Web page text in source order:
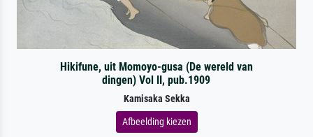
Hikifune, uit Momoyo-gusa (De wereld van
dingen) Vol II, pub.1909
Kamisaka Sekka
Afbeelding kiezen